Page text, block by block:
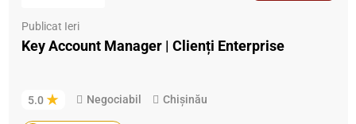
Publicat Ieri
Key Account Manager | Clienți Enterprise
5.0 Negociabil Chișinău